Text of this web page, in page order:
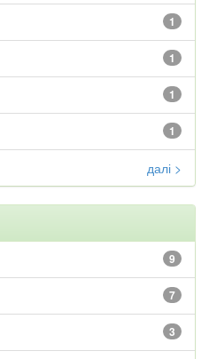
1
1
1
1
далі >
9
7
3